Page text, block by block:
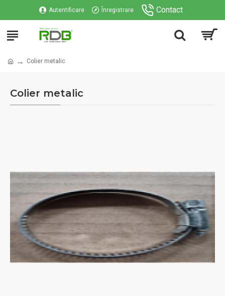
Autentificare Înregistrare Contact
Colier metalic
Colier metalic